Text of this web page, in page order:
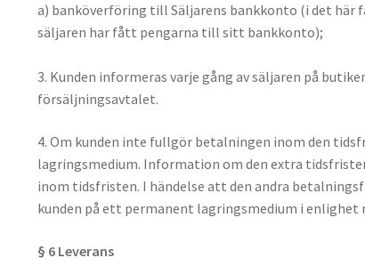
a) banköverföring till Säljarens bankkonto (i det
säljaren har fått pengarna till sitt bankkonto);
3. Kunden informeras varje gång av säljaren på
försäljningsavtalet.
4. Om kunden inte fullgör betalningen inom den
lagringsmedium. Information om den extra
inom tidsfristen. I händelse att den andra
kunden på ett permanent lagringsmedium i enlighet
§ 6 Leverans